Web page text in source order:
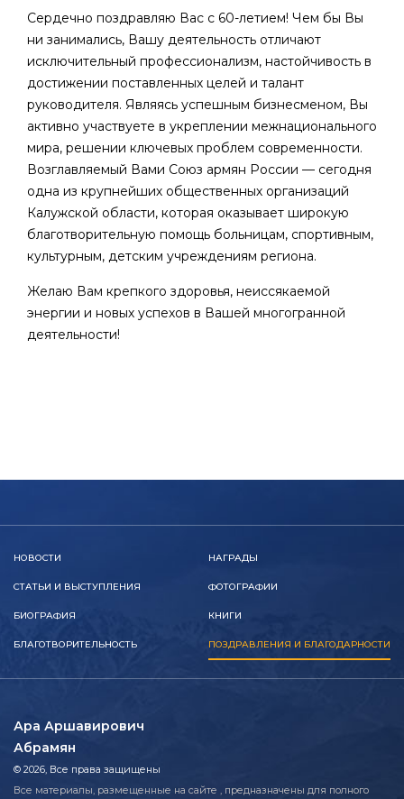
Сердечно поздравляю Вас с 60-летием! Чем бы Вы
ни занимались, Вашу деятельность отличают
исключительный профессионализм, настойчивость в
достижении поставленных целей и талант
руководителя. Являясь успешным бизнесменом, Вы
активно участвуете в укреплении межнационального
мира, решении ключевых проблем современности.
Возглавляемый Вами Союз армян России — сегодня
одна из крупнейших общественных организаций
Калужской области, которая оказывает широкую
благотворительную помощь больницам, спортивным,
культурным, детским учреждениям региона.
Желаю Вам крепкого здоровья, неиссякаемой
энергии и новых успехов в Вашей многогранной
деятельности!
НОВОСТИ
СТАТЬИ И ВЫСТУПЛЕНИЯ
БИОГРАФИЯ
БЛАГОТВОРИТЕЛЬНОСТЬ
НАГРАДЫ
ФОТОГРАФИИ
КНИГИ
ПОЗДРАВЛЕНИЯ И БЛАГОДАРНОСТИ
Ара Аршавирович
Абрамян
© 2026, Все права защищены
Все материалы, размещенные на сайте , предназначены для полного